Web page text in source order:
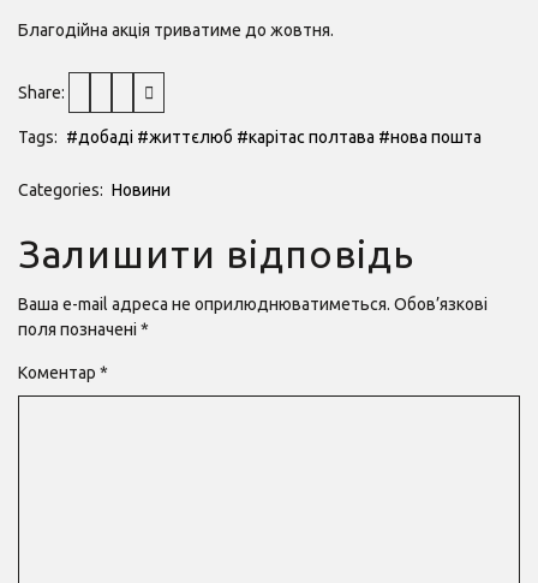
Благодійна акція триватиме до жовтня.
Share:
Tags: #добаді #життєлюб #карітас полтава #нова пошта
Categories: Новини
Залишити відповідь
Ваша e-mail адреса не оприлюднюватиметься. Обов’язкові
поля позначені *
Коментар *